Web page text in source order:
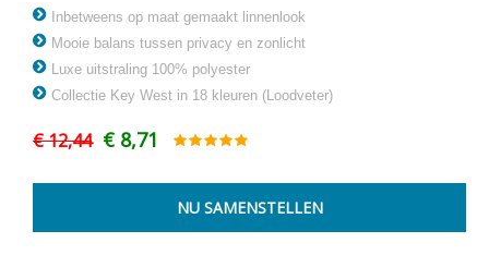
Inbetweens op maat gemaakt linnenlook
Mooie balans tussen privacy en zonlicht
Luxe uitstraling 100% polyester
Collectie Key West in 18 kleuren (Loodveter)
€ 12,44 € 8,71